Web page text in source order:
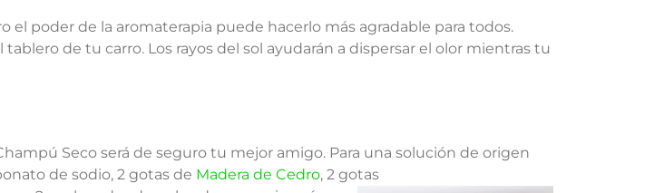
el poder de la aromaterapia puede hacerlo más agradable para todos.
de tu carro. Los rayos del sol ayudarán a dispersar el olor mientras tu
Seco será de seguro tu mejor amigo. Para una solución de origen
de sodio, 2 gotas de Madera de Cedro, 2 gotas